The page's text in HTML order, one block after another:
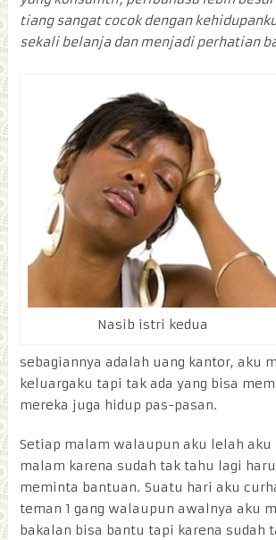
tiang sangat cocok dengan
sekali belanja dan menjadi perhatian
Nasib istri kedua
sebagiannya adalah uang kantor, aku
keluargaku tapi tak ada yang bisa
mereka juga hidup pas-pasan.
Setiap malam walaupun aku lelah aku
malam karena sudah tak tahu lagi
meminta bantuan. Suatu hari aku
teman 1 gang walaupun awalnya aku
bakalan bisa bantu tapi karena sudah